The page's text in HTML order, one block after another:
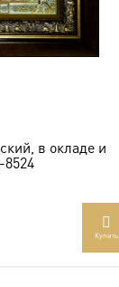
в окладе и
8524
Купить